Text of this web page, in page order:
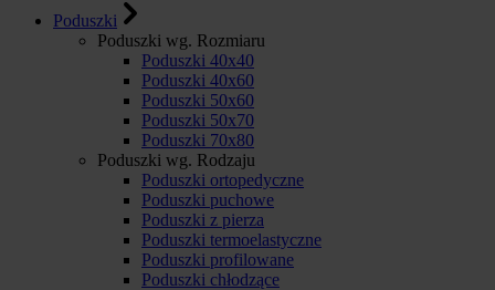
Poduszki
Poduszki wg. Rozmiaru
Poduszki 40x40
Poduszki 40x60
Poduszki 50x60
Poduszki 50x70
Poduszki 70x80
Poduszki wg. Rodzaju
Poduszki ortopedyczne
Poduszki puchowe
Poduszki z pierza
Poduszki termoelastyczne
Poduszki profilowane
Poduszki chłodzące